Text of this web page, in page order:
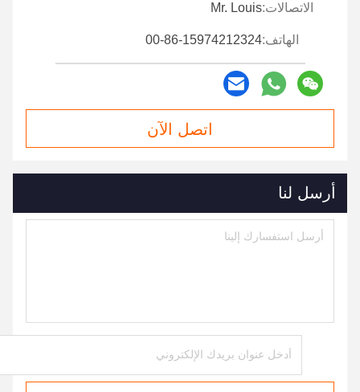
الاتصالات:Mr. Louis
الهاتف:00-86-15974212324
اتصل الآن
أرسل لنا